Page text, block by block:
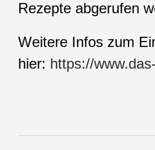
Rezepte abgerufen
Weitere Infos zum
hier: https://